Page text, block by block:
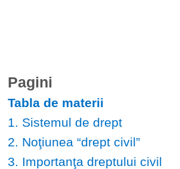
Pagini
Tabla de materii
1. Sistemul de drept
2. Noţiunea “drept civil”
3. Importanţa dreptului civil